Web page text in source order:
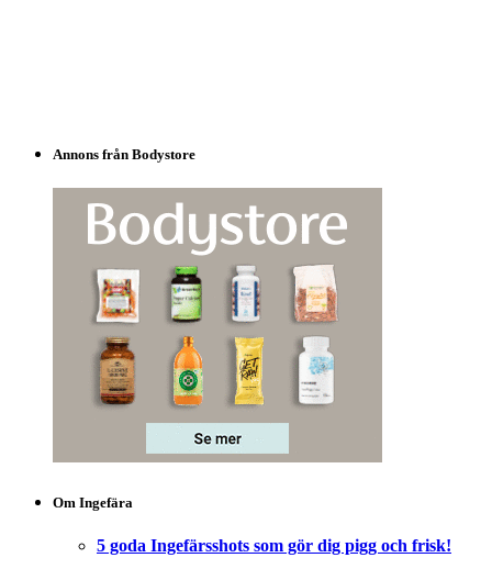
Annons från Bodystore
Om Ingefära
5 goda Ingefärsshots som gör dig pigg och frisk!